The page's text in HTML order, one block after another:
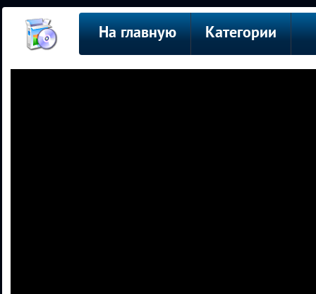
На главную Категории